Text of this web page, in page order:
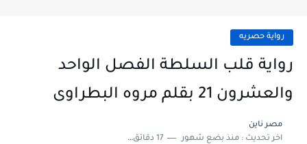
رواية حصريه
رواية قلب السلطة الفصل الواحد
والعشرون 21 بقلم مروه البطراوى
مصر ناين
اخر تحديث :منذ بضع شهور 17 دقائق للقراءة